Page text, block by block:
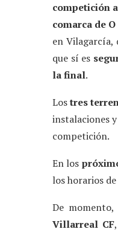
competición
comarca de
en Vilagarcía,
que sí es
la final.
Lostres
instalaciones
competición.
En los
los horarios
De
Villarreal CF